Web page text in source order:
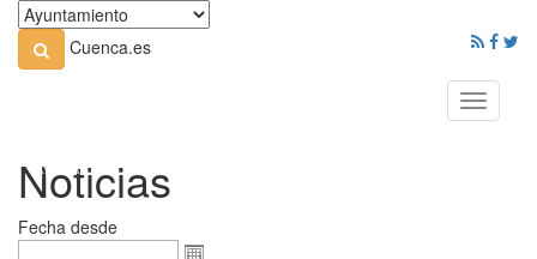
Cuenca.es
Toggle
Noticias
Fecha desde